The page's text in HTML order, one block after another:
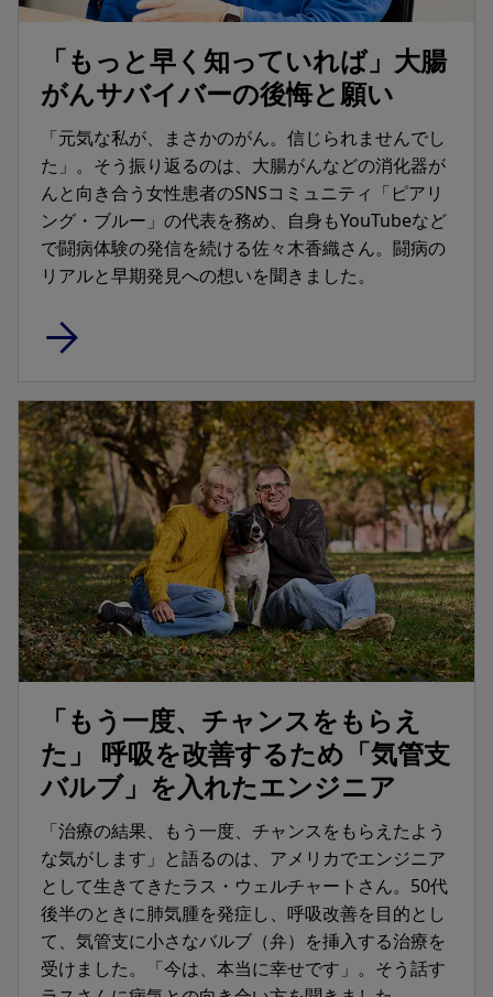
「もっと早く知っていれば」大腸
がんサバイバーの後悔と願い
「元気な私が、まさかのがん。信じられませんでし
た」。そう振り返るのは、大腸がんなどの消化器が
んと向き合う女性患者のSNSコミュニティ「ピアリ
ング・ブルー」の代表を務め、自身もYouTubeなど
で闘病体験の発信を続ける佐々木香織さん。闘病の
リアルと早期発見への想いを聞きました。
「もう一度、チャンスをもらえ
た」 呼吸を改善するため「気管支
バルブ」を入れたエンジニア
「治療の結果、もう一度、チャンスをもらえたよう
な気がします」と語るのは、アメリカでエンジニア
として生きてきたラス・ウェルチャートさん。50代
後半のときに肺気腫を発症し、呼吸改善を目的とし
て、気管支に小さなバルブ（弁）を挿入する治療を
受けました。「今は、本当に幸せです」。そう話す